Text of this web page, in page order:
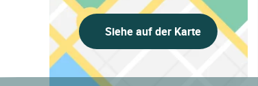
Siehe auf der Karte